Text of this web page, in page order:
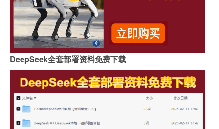
DeepSeek全套部署资料免费下载